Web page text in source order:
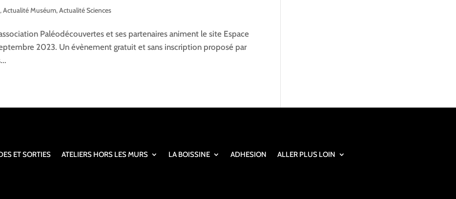
,Actualité Muséum,Actualité Sciences
Paléodécouvertes et ses partenaires animent le site Espace
2023. Un évènement gratuit et sans inscription proposé par
ET SORTIES ATELIERS HORS LES MURS LA BOISSINE ADHESION ALLER PLUS LOIN